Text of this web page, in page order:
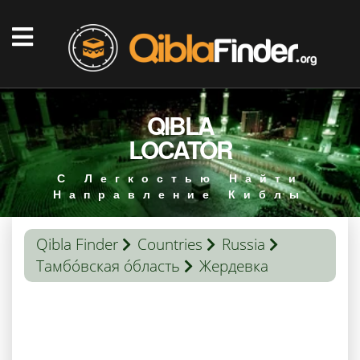
QIBLA
LOCATOR
С Легкостью Найти
Направление Киблы
Qibla Finder Countries
Russia
Тамбо́вская о́бласть
Жердевка